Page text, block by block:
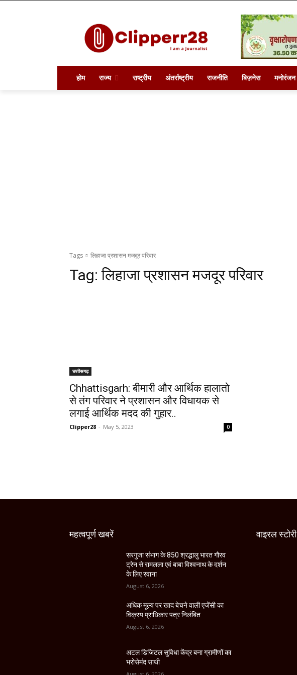
होम राज्य राष्ट्रीय अंतर्राष्ट्रीय राजनीति बिज़नेस मनोरंजन
Tags लिहाजा प्रशासन मजदूर परिवार
Tag:लिहाजा प्रशासन मजदूर परिवार
छत्तीसगढ़
Chhattisgarh: बीमारी और आर्थिक हालातो
से तंग परिवार ने प्रशासन और विधायक से
लगाई आर्थिक मदद की गुहार..
Clipper28 - May 5, 2023 0
महत्वपूर्ण खबरें
सरगुजा संभाग के 850 श्रद्धालु भारत गौरव
ट्रेन से रामलला एवं बाबा विश्वनाथ के दर्शन
के लिए रवाना
August 6, 2026
अधिक मूल्य पर खाद बेचने वाली एजेंसी का
विक्रय प्राधिकार पत्र निलंबित
August 6, 2026
अटल डिजिटल सुविधा केंद्र बना ग्रामीणों का
भरोसेमंद साथी
वाइरल स्टोरी